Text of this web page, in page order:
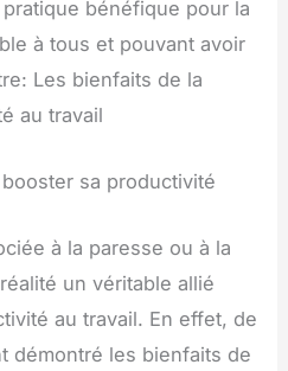
bénéfique pour la
à tous et pouvant avoir
Les bienfaits de la
au travail
sa productivité
à la paresse ou à la
un véritable allié
au travail. En effet, de
démontré les bienfaits de